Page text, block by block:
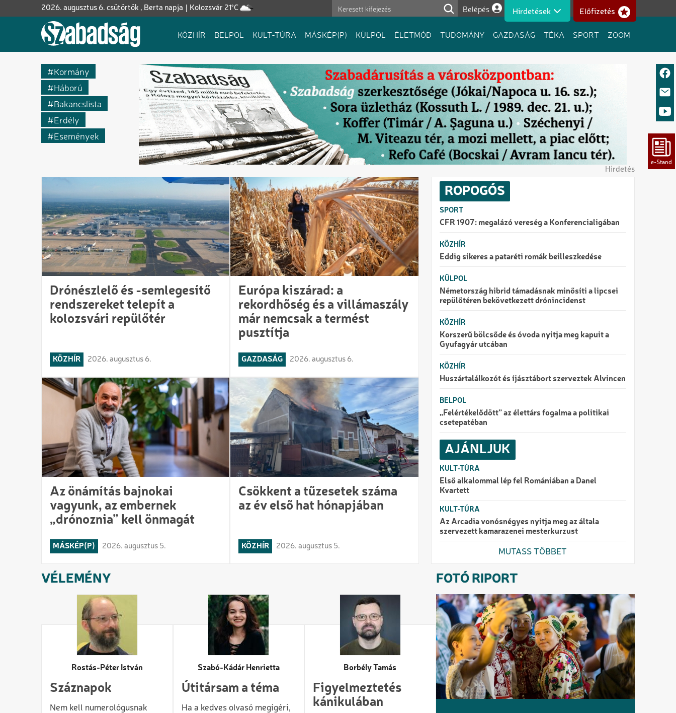
a
Kolozsvár 21°C
2026. augusztus 6. csütörtök , Berta napja
Felhasználói fiók menüje
Belépés Hirdetések Előfizetés
Fő
KÖZHÍR BELPOL KULT-TÚRA MÁSKÉP(P) KÜLPOL ÉLETMÓD TUDOMÁNY GAZDASÁG TÉKA SPORT ZOOM
Kormány
Háború
Bakancslista
Erdély
Események
Hirdetés
Szabadság,
ahol
Erdély
és
a
legfrissebb
hírei
várnak
rád
Szabadság,
ahol
Kolozsvár
és
Erdély
legfrissebb
hírei
várnak
rád
Drónészlelő és -semlegesítő
rendszereket telepít a
kolozsvári repülőtér
KÖZHÍR 2026. augusztus 6.
Európa kiszárad: a
rekordhőség és a villámaszály
már nemcsak a termést
pusztítja
GAZDASÁG 2026. augusztus 6.
Az önámítás bajnokai
vagyunk, az embernek
„drónoznia” kell önmagát
MÁSKÉP(P) 2026. augusztus 5.
Csökkent a tűzesetek száma
az év első hat hónapjában
KÖZHÍR 2026. augusztus 5.
ROPOGÓS
SPORT
CFR 1907: megalázó vereség a Konferencialigában
KÖZHÍR
Eddig sikeres a pataréti romák beilleszkedése
KÜLPOL
Németország hibrid támadásnak minősíti a lipcsei
repülőtéren bekövetkezett drónincidenst
KÖZHÍR
Korszerű bölcsőde és óvoda nyitja meg kapuit a
Gyufagyár utcában
KÖZHÍR
Huszártalálkozót és íjásztábort szerveztek Alvincen
BELPOL
„Felértékelődött” az élettárs fogalma a politikai
csetepatéban
AJÁNLJUK
KULT-TÚRA
Első alkalommal lép fel Romániában a Danel
Kvartett
KULT-TÚRA
Az Arcadia vonósnégyes nyitja meg az általa
szervezett kamarazenei mesterkurzust
MUTASS TÖBBET
VÉLEMÉNY
Rostás-Péter István
Száznapok
Nem kell numerológusnak
Szabó-Kádár Henrietta
Útitársam a téma
Ha a kedves olvasó megígéri,
Borbély Tamás
Figyelmeztetés
kánikulában
FOTÓ RIPORT